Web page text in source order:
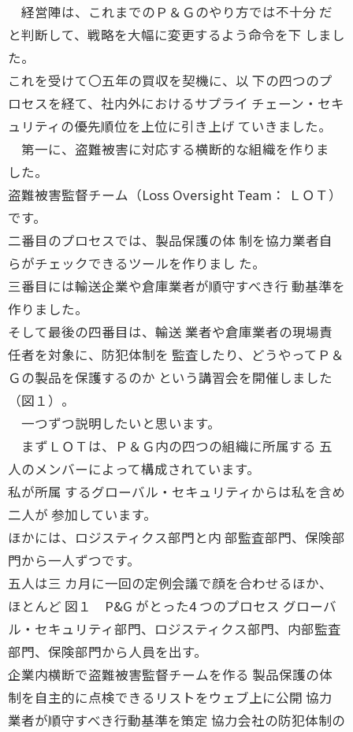
経営陣は、これまでのＰ＆Ｇのやり方では不十分 だ
と判断して、戦略を大幅に変更するよう命令を下 しまし
た。
これを受けて〇五年の買収を契機に、以 下の四つのプ
ロセスを経て、社内外におけるサプライ チェーン・セキ
ュリティの優先順位を上位に引き上げ ていきました。
第一に、盗難被害に対応する横断的な組織を作りま
した。
盗難被害監督チーム（Loss Oversight Team： ＬＯＴ）
です。
二番目のプロセスでは、製品保護の体 制を協力業者自
らがチェックできるツールを作りまし た。
三番目には輸送企業や倉庫業者が順守すべき行 動基準を
作りました。
そして最後の四番目は、輸送 業者や倉庫業者の現場責
任者を対象に、防犯体制を 監査したり、どうやってＰ＆
Ｇの製品を保護するのか という講習会を開催しました
（図１）。
一つずつ説明したいと思います。
まずＬＯＴは、Ｐ＆Ｇ内の四つの組織に所属する 五
人のメンバーによって構成されています。
私が所属 するグローバル・セキュリティからは私を含め
二人が 参加しています。
ほかには、ロジスティクス部門と内 部監査部門、保険部
門から一人ずつです。
五人は三 カ月に一回の定例会議で顔を合わせるほか、
ほとんど 図１ P&G がとった4 つのプロセス グローバ
ル・セキュリティ部門、ロジスティクス部門、内部監査
部門、保険部門から人員を出す。
企業内横断で盗難被害監督チームを作る 製品保護の体
制を自主的に点検できるリストをウェブ上に公開 協力
業者が順守すべき行動基準を策定 協力会社の防犯体制の